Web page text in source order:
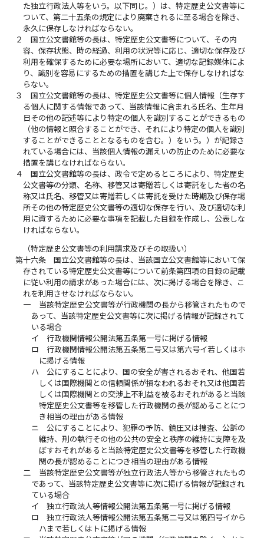
た独立行政法人等をいう。以下同じ。）は、特定歴史公文書等に
ついて、第二十五条の規定により廃棄されるに至る場合を除き、
永久に保存しなければならない。
２
国立公文書館等の長は、特定歴史公文書等について、その内
容、保存状態、時の経過、利用の状況等に応じ、適切な保存及び
利用を確保するために必要な場所において、適切な記録媒体によ
り、識別を容易にするための措置を講じた上で保存しなければな
らない。
３
国立公文書館等の長は、特定歴史公文書等に個人情報（生存す
る個人に関する情報であって、当該情報に含まれる氏名、生年月
日その他の記述等により特定の個人を識別することができるもの
（他の情報と照合することができ、それにより特定の個人を識別
することができることとなるものを含む。）をいう。）が記録さ
れている場合には、当該個人情報の漏えいの防止のために必要な
措置を講じなければならない。
４
国立公文書館等の長は、政令で定めるところにより、特定歴史
公文書等の分類、名称、移管又は寄贈若しくは寄託をした者の名
称又は氏名、移管又は寄贈若しくは寄託を受けた時期及び保存場
所その他の特定歴史公文書等の適切な保存を行い、及び適切な利
用に資するために必要な事項を記載した目録を作成し、公表しな
ければならない。
（特定歴史公文書等の利用請求及びその取扱い）
第十六条
国立公文書館等の長は、当該国立公文書館等において保
存されている特定歴史公文書等について前条第四項の目録の記載
に従い利用の請求があった場合には、次に掲げる場合を除き、こ
れを利用させなければならない。
一
当該特定歴史公文書等が行政機関の長から移管されたもので
あって、当該特定歴史公文書等に次に掲げる情報が記録されて
いる場合
イ
行政機関情報公開法第五条第一号に掲げる情報
ロ
行政機関情報公開法第五条第二号又は第六号イ若しくはホ
に掲げる情報
ハ
公にすることにより、国の安全が害されるおそれ、他国若
しくは国際機関との信頼関係が損なわれるおそれ又は他国若
しくは国際機関との交渉上不利益を被るおそれがあると当該
特定歴史公文書等を移管した行政機関の長が認めることにつ
き相当の理由がある情報
ニ
公にすることにより、犯罪の予防、鎮圧又は捜査、公訴の
維持、刑の執行その他の公共の安全と秩序の維持に支障を及
ぼすおそれがあると当該特定歴史公文書等を移管した行政機
関の長が認めることにつき相当の理由がある情報
二
当該特定歴史公文書等が独立行政法人等から移管されたもの
であって、当該特定歴史公文書等に次に掲げる情報が記録され
ている場合
イ
独立行政法人等情報公開法第五条第一号に掲げる情報
ロ
独立行政法人等情報公開法第五条第二号又は第四号イから
ハまで若しくはトに掲げる情報